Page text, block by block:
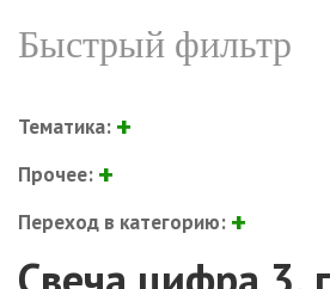
Быстрый фильтр
Тематика:
Прочее:
Переход в категорию: